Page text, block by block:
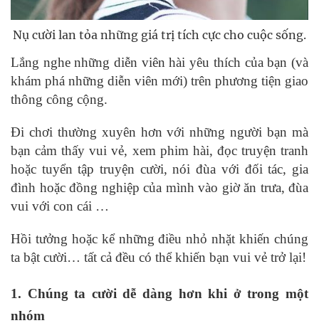
Nụ cười lan tỏa những giá trị tích cực cho cuộc sống.
Lắng nghe những diễn viên hài yêu thích của bạn (và
khám phá những diễn viên mới) trên phương tiện giao
thông công cộng.
Đi chơi thường xuyên hơn với những người bạn mà
bạn cảm thấy vui vẻ, xem phim hài, đọc truyện tranh
hoặc tuyển tập truyện cười, nói đùa với đối tác, gia
đình hoặc đồng nghiệp của mình vào giờ ăn trưa, đùa
vui với con cái …
Hồi tưởng hoặc kể những điều nhỏ nhặt khiến chúng
ta bật cười… tất cả đều có thể khiến bạn vui vẻ trở lại!
1. Chúng ta cười dễ dàng hơn khi ở trong một
nhóm